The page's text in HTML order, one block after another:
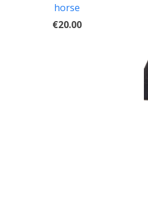
horse
€20.00